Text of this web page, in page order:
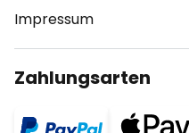
Impressum
Zahlungsarten